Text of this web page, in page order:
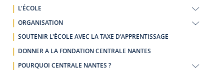
L'ÉCOLE
ORGANISATION
SOUTENIR L'ÉCOLE AVEC LA TAXE D'APPRENTISSAGE
DONNER A LA FONDATION CENTRALE NANTES
POURQUOI CENTRALE NANTES ?